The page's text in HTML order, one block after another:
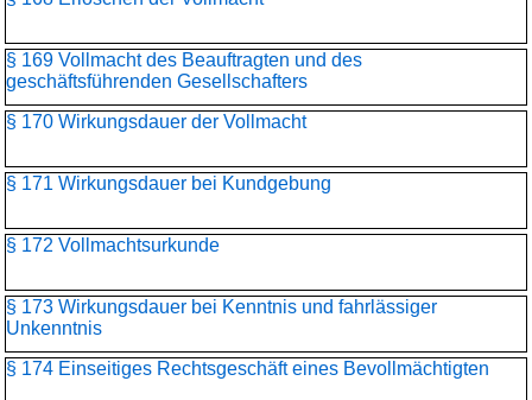
§ 169 Vollmacht des Beauftragten und des
geschäftsführenden Gesellschafters
§ 170 Wirkungsdauer der Vollmacht
§ 171 Wirkungsdauer bei Kundgebung
§ 172 Vollmachtsurkunde
§ 173 Wirkungsdauer bei Kenntnis und fahrlässiger
Unkenntnis
§ 174 Einseitiges Rechtsgeschäft eines Bevollmächtigten